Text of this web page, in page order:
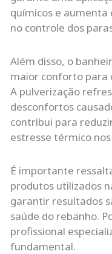
químicos e aumenta
no controle dos
Além disso, o
maior conforto para
A pulverização
desconfortos
contribui para
estresse térmico
É importante
produtos utilizados
garantir resultados
saúde do rebanho.
profissional
fundamental.